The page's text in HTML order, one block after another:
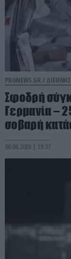
PRONEWS.GR /
Σφοδρή
Γερμανία –
σοβαρή
06.08.2026 | 19:37